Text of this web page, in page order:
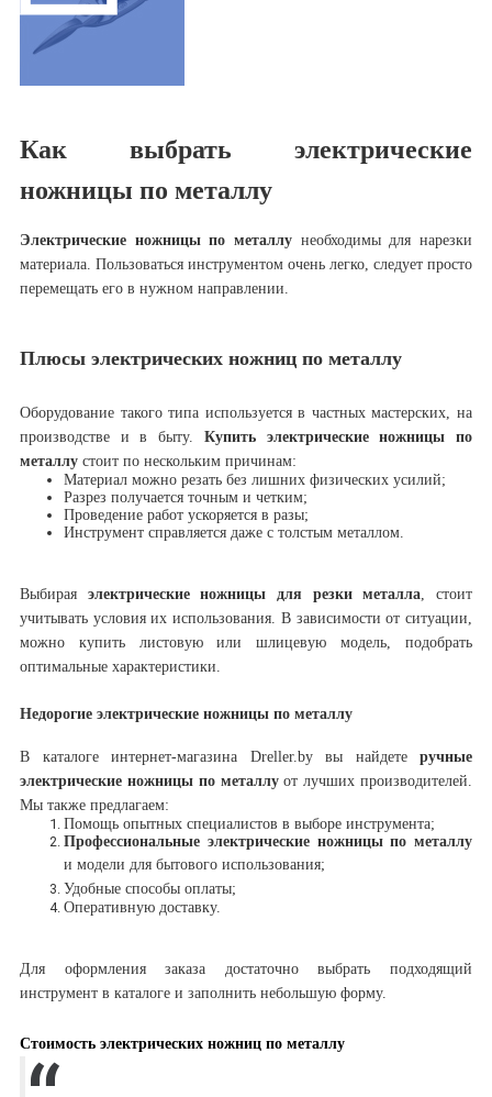
Как выбрать электрические
ножницы по металлу
Электрические ножницы по металлу необходимы для нарезки
материала. Пользоваться инструментом очень легко, следует просто
перемещать его в нужном направлении.
Плюсы электрических ножниц по металлу
Оборудование такого типа используется в частных мастерских, на
производстве и в быту.
Купить электрические ножницы по
металлу стоит по нескольким причинам:
Материал можно резать без лишних физических усилий;
Разрез получается точным и четким;
Проведение работ ускоряется в разы;
Инструмент справляется даже с толстым металлом.
Выбирая электрические ножницы для резки металла , стоит
учитывать условия их использования. В зависимости от ситуации,
можно купить листовую или шлицевую модель, подобрать
оптимальные характеристики.
Недорогие электрические ножницы по металлу
В каталоге интернет-магазина Dreller.by вы найдете ручные
электрические ножницы по металлуот лучших производителей.
Мы также предлагаем:
Помощь опытных специалистов в выборе инструмента;
Профессиональные электрические ножницы по металлу
и модели для бытового использования;
Удобные способы оплаты;
Оперативную доставку.
Для оформления заказа достаточно выбрать подходящий
инструмент в каталоге и заполнить небольшую форму.
Стоимость электрических ножниц по металлу